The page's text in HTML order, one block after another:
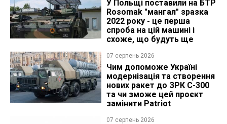
У Польщі поставили на БТР
Rosomak "мангал" зразка
2022 року - це перша
спроба на цій машині і
схоже, що будуть ще
07 серпень 2026
Чим допоможе Україні
модернізація та створення
нових ракет до ЗРК С-300
та чи зможе цей проєкт
замінити Patriot
07 серпень 2026